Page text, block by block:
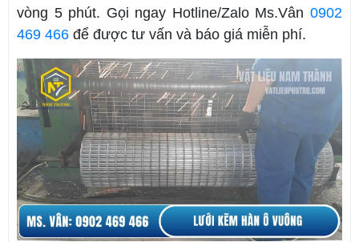
vòng 5 phút. Gọi ngay Hotline/Zalo Ms.Vân 0902
469 466 để được tư vấn và báo giá miễn phí.